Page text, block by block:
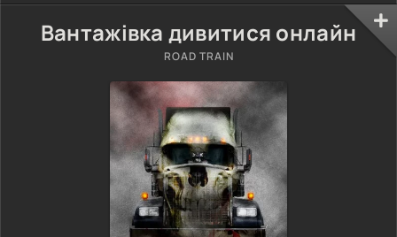
Вантажівка дивитися онлайн
ROAD TRAIN